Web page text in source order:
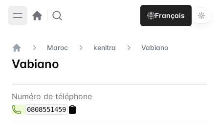
Français
Accueil
Maroc kenitra Vabiano
Vabiano
Contact Vabiano
Numéro de téléphone
0808551459